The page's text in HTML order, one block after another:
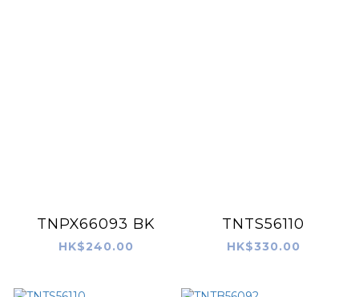
TNPX66093 BK
HK$240.00
TNTS56110
HK$330.00